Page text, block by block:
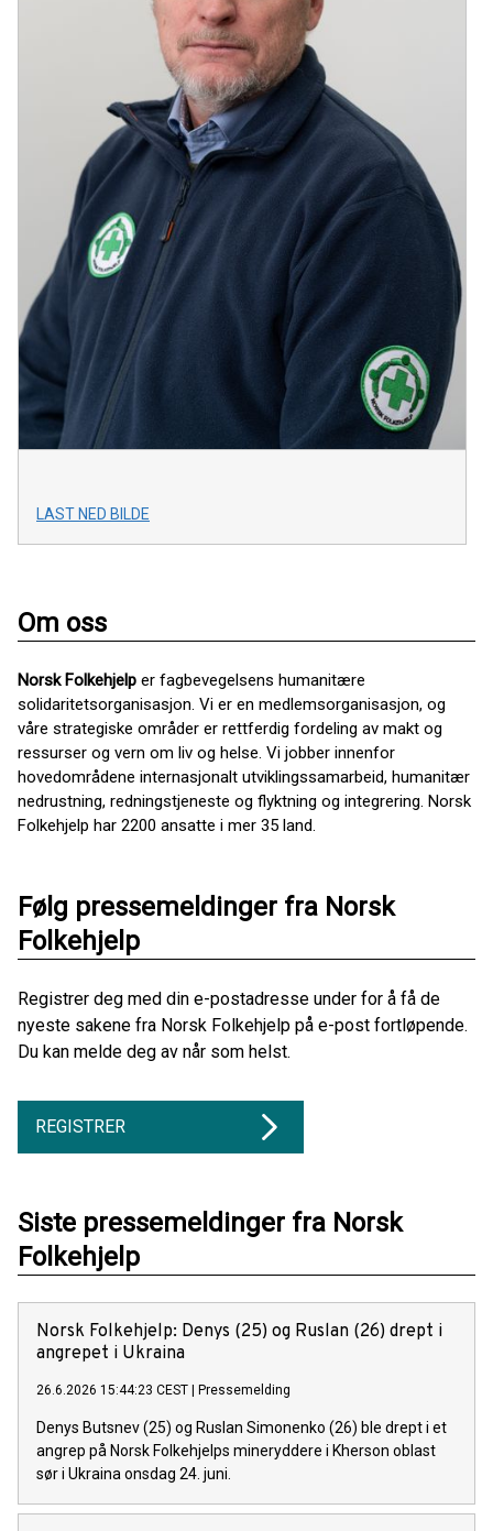
LAST NED BILDE
Om oss
Norsk Folkehjelp er fagbevegelsens humanitære
solidaritetsorganisasjon. Vi er en medlemsorganisasjon, og
våre strategiske områder er rettferdig fordeling av makt og
ressurser og vern om liv og helse. Vi jobber innenfor
hovedområdene internasjonalt utviklingssamarbeid, humanitær
nedrustning, redningstjeneste og flyktning og integrering. Norsk
Folkehjelp har 2200 ansatte i mer 35 land.
Følg pressemeldinger fra Norsk
Folkehjelp
Registrer deg med din e-postadresse under for å få de
nyeste sakene fra Norsk Folkehjelp på e-post fortløpende.
Du kan melde deg av når som helst.
REGISTRER
Siste pressemeldinger fra Norsk
Folkehjelp
Norsk Folkehjelp: Denys (25) og Ruslan (26) drept i
angrepet i Ukraina
26.6.2026 15:44:23 CEST Pressemelding
Denys Butsnev (25) og Ruslan Simonenko (26) ble drept i et
angrep på Norsk Folkehjelps mineryddere i Kherson oblast
sør i Ukraina onsdag 24. juni.